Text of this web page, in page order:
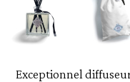
Exceptionnel